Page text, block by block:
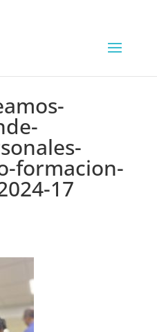
formacion-
17